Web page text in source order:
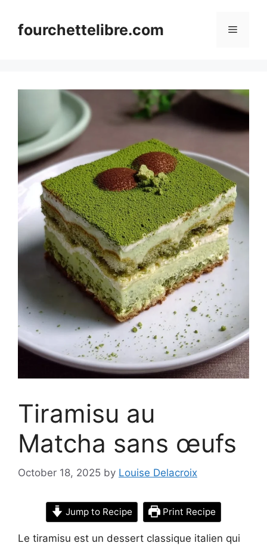
contentfourchettelibre.com Menu
Tiramisu au
Matcha sans œufs
October 18, 2025 by Louise Delacroix
Jump to Recipe Print Recipe
Le tiramisu est un dessert classique italien qui